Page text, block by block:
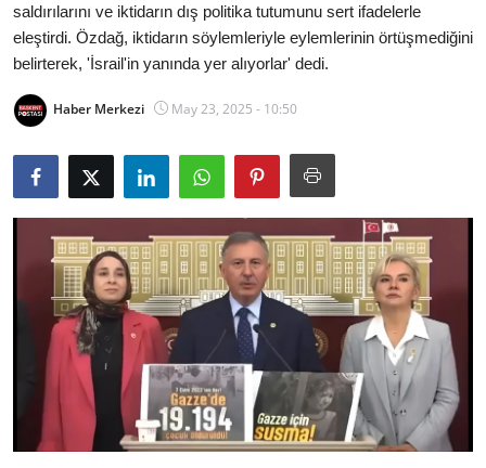
Toplum ve Yaşam
Kamu Kurumları ve Üst Kurullar
Resmi Reklamlar
saldırılarını ve iktidarın dış politika tutumunu sert ifadelerle
eleştirdi. Özdağ, iktidarın söylemleriyle eylemlerinin örtüşmediğini
belirterek, 'İsrail'in yanında yer alıyorlar' dedi.
Haber Merkezi May 23, 2025 - 10:50